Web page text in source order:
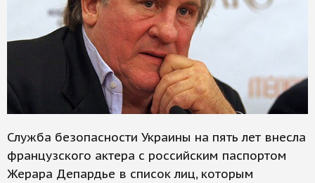
Служба безопасности Украины на пять лет внесла
французского актера с российским паспортом
Жерара Депардье в список лиц, которым